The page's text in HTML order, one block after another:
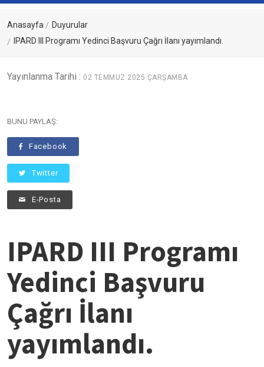
Anasayfa
Duyurular
IPARD III Programı Yedinci Başvuru Çağrı İlanı yayımlandı.
Yayınlanma Tarihi : 02 TEMMUZ 2025 ÇARŞAMBA
BUNU PAYLAŞ:
Facebook
Twitter
E-Posta
IPARD III Programı
Yedinci Başvuru
Çağrı İlanı
yayımlandı.